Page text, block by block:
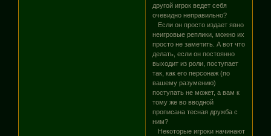
другой игрок ведет себя
очевидно неправильно?
Если он просто издает явно
неигровые реплики, можно их
просто не заметить. А вот что
делать, если он постоянно
выходит из роли, поступает
так, как его персонаж (по
вашему разумению)
поступать не может, а вам к
тому же во вводной
прописана тесная дружба с
ним?
Некоторые игроки начинают